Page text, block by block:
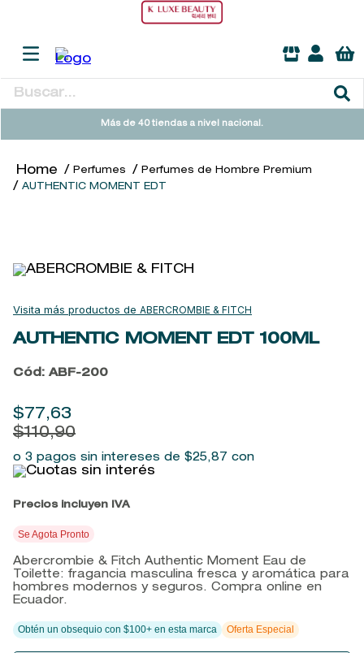
Buscar...
Más de 40 tiendas a nivel nacional.
Perfumes
Perfumes de Hombre Premium
AUTHENTIC MOMENT EDT
ABERCROMBIE & FITCH
AUTHENTIC MOMENT EDT 100ML
Cód : ABF-200
$ 77,63
$110,90
o 3 pagos sin intereses de $25,87 con
Precios incluyen IVA
Se Agota Pronto
Abercrombie & Fitch Authentic Moment Eau de
Toilette: fragancia masculina fresca y aromática para
hombres modernos y seguros. Compra online en
Ecuador.
Obtén un obsequio con $100+ en esta marca Oferta Especial
TÉRMINOS MÁS BUSCADOS
2 .
sol ipanema
5.
woods of windsor
kool beauty serum
9.
baylis
10. john frieda